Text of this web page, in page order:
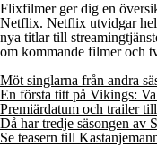
Flixfilmer ger dig en
Netflix. Netflix utvidgar
nya titlar till
om kommande filmer och
Möt singlarna från andra
En första titt på Vikings:
Premiärdatum och trailer
Då har tredje säsongen av
Se teasern till